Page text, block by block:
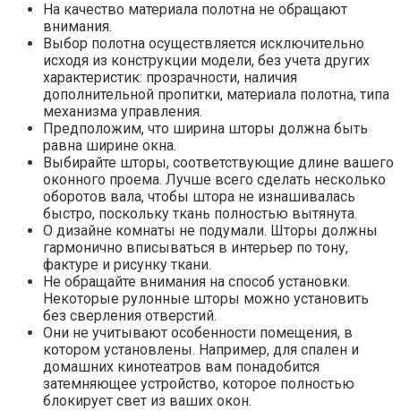
На качество материала полотна не обращают
внимания.
Выбор полотна осуществляется исключительно
исходя из конструкции модели, без учета других
характеристик: прозрачности, наличия
дополнительной пропитки, материала полотна, типа
механизма управления.
Предположим, что ширина шторы должна быть
равна ширине окна.
Выбирайте шторы, соответствующие длине вашего
оконного проема. Лучше всего сделать несколько
оборотов вала, чтобы штора не изнашивалась
быстро, поскольку ткань полностью вытянута.
О дизайне комнаты не подумали. Шторы должны
гармонично вписываться в интерьер по тону,
фактуре и рисунку ткани.
Не обращайте внимания на способ установки.
Некоторые рулонные шторы можно установить
без сверления отверстий.
Они не учитывают особенности помещения, в
котором установлены. Например, для спален и
домашних кинотеатров вам понадобится
затемняющее устройство, которое полностью
блокирует свет из ваших окон.